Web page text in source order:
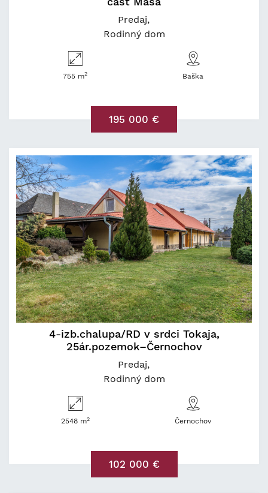
Predaj
Rodinný dom
755 m2 Baška
195 000 €
4-izb.chalupa/RD v srdci Tokaja,
25ár.pozemok–Černochov
Predaj
Rodinný dom
2548 m2 Černochov
102 000 €